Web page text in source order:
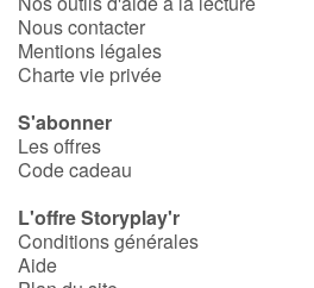
Écologie, nature, saisons
Les animaux
Voyage, épopée, enquête, aventure
Autour du monde
Apprentissage
Nous contacter
Mentions légales
Charte vie privée
S'abonner
Les offres
Code cadeau
L'offre Storyplay'r
Conditions générales
Aide